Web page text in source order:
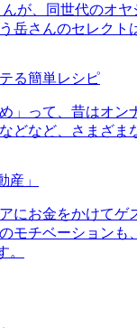
が、同世代のオ
岳さんのセレクト
る簡単レシピ
」って、昔はオ
どなど、さまざま
産」
にお金をかけて
モチベーションも
。